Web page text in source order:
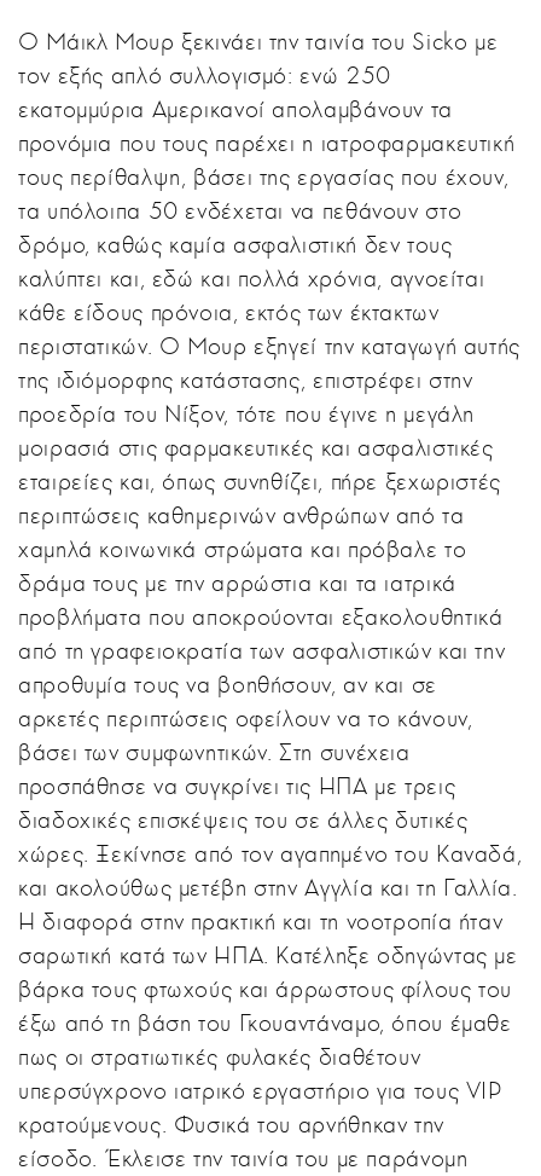
Ο Μάικλ Μουρ ξεκινάει την ταινία του Sicko με
τον εξής απλό συλλογισμό: ενώ 250
εκατομμύρια Αμερικανοί απολαμβάνουν τα
προνόμια που τους παρέχει η ιατροφαρμακευτική
τους περίθαλψη, βάσει της εργασίας που έχουν,
τα υπόλοιπα 50 ενδέχεται να πεθάνουν στο
δρόμο, καθώς καμία ασφαλιστική δεν τους
καλύπτει και, εδώ και πολλά χρόνια, αγνοείται
κάθε είδους πρόνοια, εκτός των έκτακτων
περιστατικών. Ο Μουρ εξηγεί την καταγωγή αυτής
της ιδιόμορφης κατάστασης, επιστρέφει στην
προεδρία του Νίξον, τότε που έγινε η μεγάλη
μοιρασιά στις φαρμακευτικές και ασφαλιστικές
εταιρείες και, όπως συνηθίζει, πήρε ξεχωριστές
περιπτώσεις καθημερινών ανθρώπων από τα
χαμηλά κοινωνικά στρώματα και πρόβαλε το
δράμα τους με την αρρώστια και τα ιατρικά
προβλήματα που αποκρούονται εξακολουθητικά
από τη γραφειοκρατία των ασφαλιστικών και την
απροθυμία τους να βοηθήσουν, αν και σε
αρκετές περιπτώσεις οφείλουν να το κάνουν,
βάσει των συμφωνητικών. Στη συνέχεια
προσπάθησε να συγκρίνει τις ΗΠΑ με τρεις
διαδοχικές επισκέψεις του σε άλλες δυτικές
χώρες. Ξεκίνησε από τον αγαπημένο του Καναδά,
και ακολούθως μετέβη στην Αγγλία και τη Γαλλία.
Η διαφορά στην πρακτική και τη νοοτροπία ήταν
σαρωτική κατά των ΗΠΑ. Κατέληξε οδηγώντας με
βάρκα τους φτωχούς και άρρωστους φίλους του
έξω από τη βάση του Γκουαντάναμο, όπου έμαθε
πως οι στρατιωτικές φυλακές διαθέτουν
υπερσύγχρονο ιατρικό εργαστήριο για τους VIP
κρατούμενους. Φυσικά του αρνήθηκαν την
είσοδο. Έκλεισε την ταινία του με παράνομη